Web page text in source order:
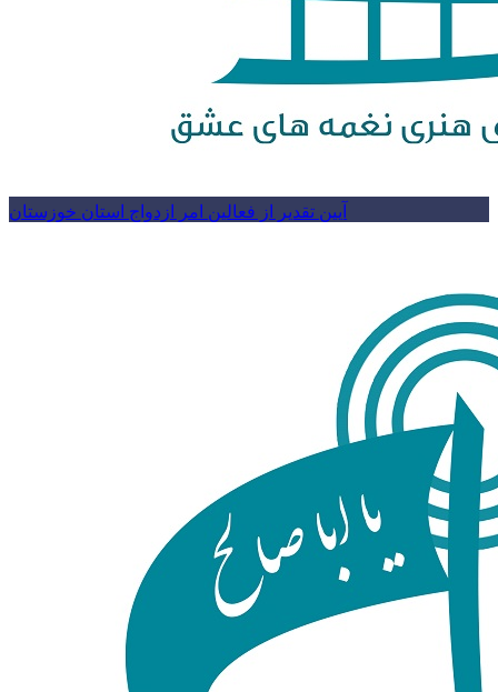
آیین تقدیر از فعالین امر ازدواج استان خوزستان